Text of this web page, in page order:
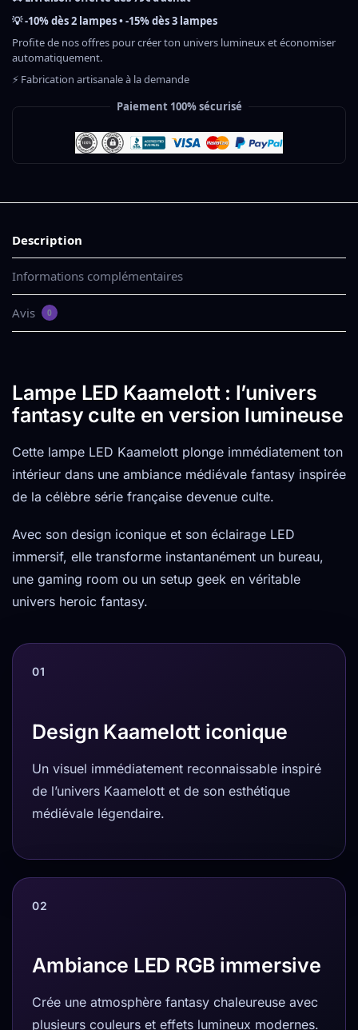
💡 -10% dès 2 lampes • -15% dès 3 lampes
Profite de nos offres pour créer ton univers lumineux et économiser
automatiquement.
⚡ Fabrication artisanale à la demande
Paiement 100% sécurisé
Description
Informations complémentaires
Avis 0
Lampe LED Kaamelott : l’univers
fantasy culte en version lumineuse
Cette lampe LED Kaamelott plonge immédiatement ton
intérieur dans une ambiance médiévale fantasy inspirée
de la célèbre série française devenue culte.
Avec son design iconique et son éclairage LED
immersif, elle transforme instantanément un bureau,
une gaming room ou un setup geek en véritable
univers heroic fantasy.
01
Design Kaamelott iconique
Un visuel immédiatement reconnaissable inspiré
de l’univers Kaamelott et de son esthétique
médiévale légendaire.
02
Ambiance LED RGB immersive
Crée une atmosphère fantasy chaleureuse avec
plusieurs couleurs et effets lumineux modernes.